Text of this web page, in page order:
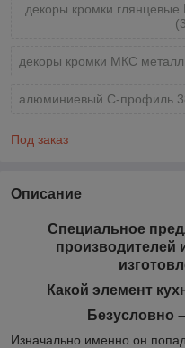
декоры кромки
декоры кромки МКС
алюминиевый С-профиль
Под заказ
Описание
Специальное
производителей
Какой элемент
Безусловно
Изначально именно он